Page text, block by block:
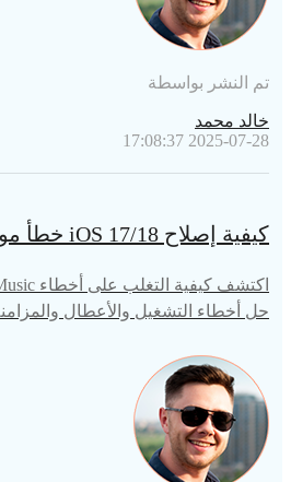
تم النشر بواسطة
خالد محمد
2025-07-28 17:08:37
كيفية إصلاح iOS 17/18 خطأ موسيقى أبل 2026
حل أخطاء التشغيل والأعطال